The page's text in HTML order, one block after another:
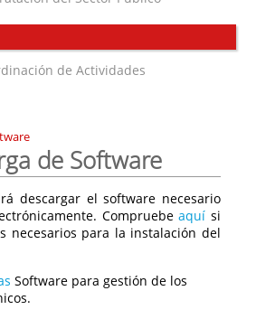
de Actividades
de Software
descargar el software necesario
Compruebeaquí si
necesarios para la instalación del
Software para gestión de los